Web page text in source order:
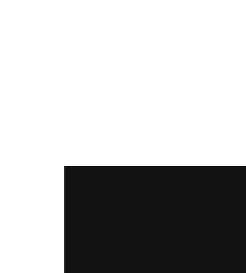
):
Ceccherini 5);